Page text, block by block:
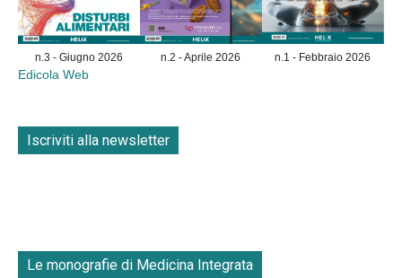
n.3 - Giugno 2026 n.2 - Aprile 2026 n.1 - Febbraio 2026
Edicola Web
Iscriviti alla newsletter
Le monografie di Medicina Integrata